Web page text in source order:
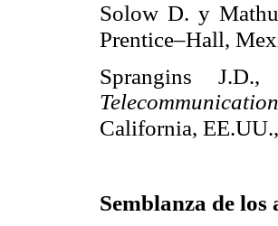
Solow D. y
Prentice–Hall,
Sprangins
California,
Semblanza de los